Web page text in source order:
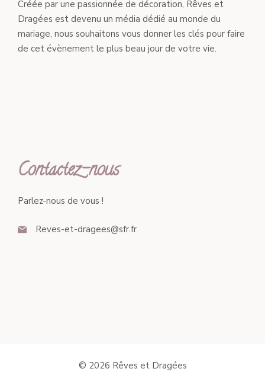
Créée par une passionnée de décoration, Rêves et
Dragées est devenu un média dédié au monde du
mariage, nous souhaitons vous donner les clés pour faire
de cet évènement le plus beau jour de votre vie.
Contactez-nous
Parlez-nous de vous !
Reves-et-dragees@sfr.fr
© 2026 Rêves et Dragées